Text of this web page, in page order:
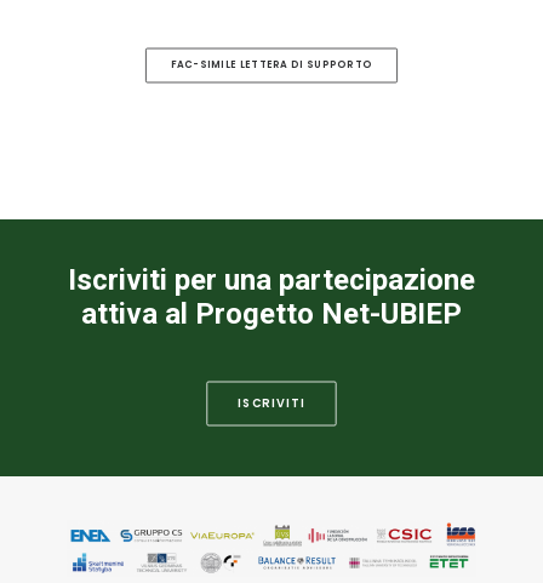
FAC-SIMILE LETTERA DI SUPPORTO
Iscriviti per una partecipazione
attiva al Progetto Net-UBIEP
ISCRIVITI